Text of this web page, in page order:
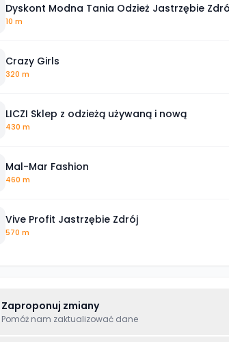
Dyskont Modna Tania Odzież Jastrzębie
10 m
Crazy Girls
320 m
LICZI Sklep z odzieżą używaną i nową
430 m
Mal-Mar Fashion
460 m
Vive Profit Jastrzębie Zdrój
570 m
Zaproponuj zmiany
Pomóż nam zaktualizować dane